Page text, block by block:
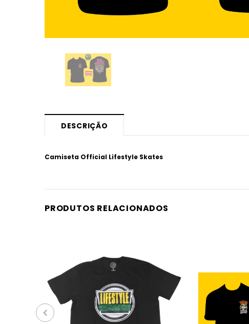
DESCRIÇÃO
Camiseta Official Lifestyle Skates
PRODUTOS RELACIONADOS